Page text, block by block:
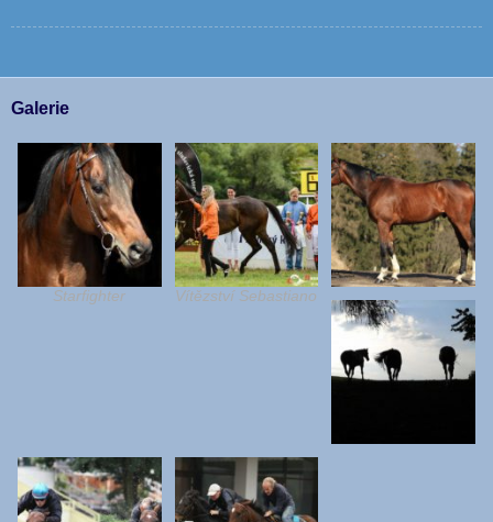
Galerie
Starfighter Vítězství Sebastiano